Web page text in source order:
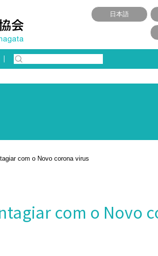
日本語
com o Novo corona virus
com o Novo